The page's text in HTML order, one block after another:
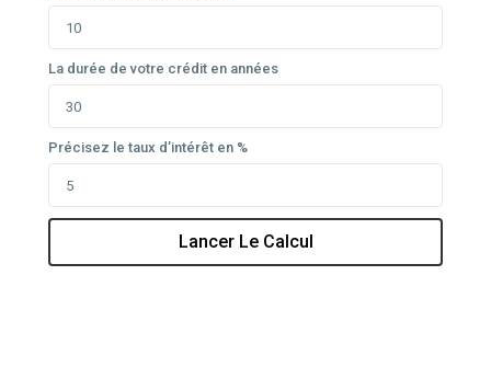
La durée de votre crédit en années
Précisez le taux d’intérêt en %
Lancer Le Calcul